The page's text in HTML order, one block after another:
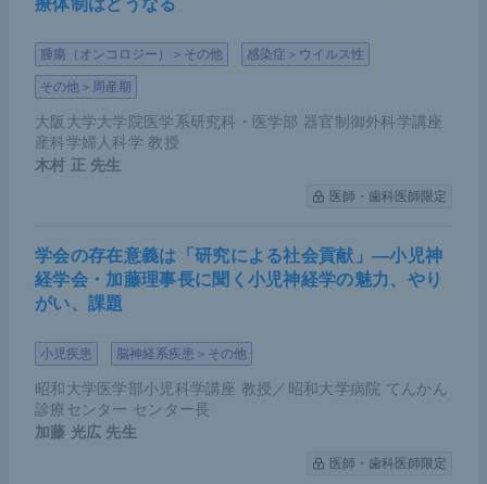
療体制はどうなる
腫瘍（オンコロジー）＞その他 感染症＞ウイルス性
その他＞周産期
大阪大学大学院医学系研究科・医学部 器官制御外科学講座
産科学婦人科学 教授
木村 正 先生
医師・歯科医師限定
学会の存在意義は「研究による社会貢献」―小児神
経学会・加藤理事長に聞く小児神経学の魅力、やり
がい、課題
小児疾患 脳神経系疾患＞その他
昭和大学医学部小児科学講座 教授／昭和大学病院 てんかん
診療センター センター長
加藤 光広 先生
医師・歯科医師限定